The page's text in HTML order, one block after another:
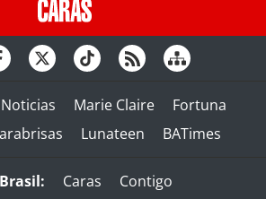
Noticias Marie Claire
Fortuna
Lunateen BATimes
Caras
Contigo